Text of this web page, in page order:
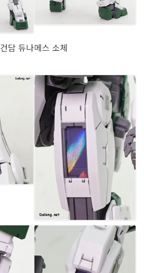
건담 듀나메스 소체